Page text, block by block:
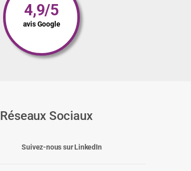
4,9/5
avis Google
Réseaux Sociaux
Suivez-nous sur LinkedIn